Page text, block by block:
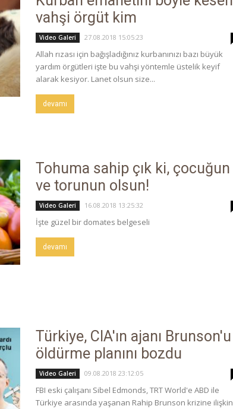
vahşi örgüt kim
Video Galeri 27.08.2018 15:05:23
Allah rızası için bağışladığınız kurbanınızı bazı büyük
yardım örgütleri işte bu vahşi yöntemle üstelik keyif
alarak kesiyor. Lanet olsun size...
devamı
Tohuma sahip çık ki, çocuğun
ve torunun olsun!
Video Galeri 16.08.2018 13:25:32
İşte güzel bir domates belgeseli
devamı
Türkiye, CIA'ın ajanı Brunson'u
öldürme planını bozdu
Video Galeri 09.08.2018 23:12:05
FBI eski çalışanı Sibel Edmonds, TRT World'e ABD ile
Türkiye arasında yaşanan Rahip Brunson krizine ilişkin